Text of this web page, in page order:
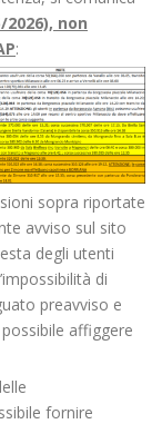
2026), non
:
sopra riportate
avviso sul sito
degli utenti
di
preavviso e
affiggere
fornire